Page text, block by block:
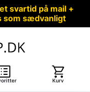
svartid på mail +
som sædvanligt
Kurv